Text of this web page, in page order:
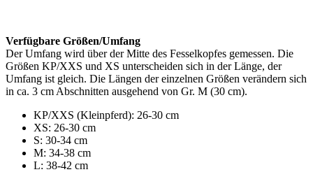
Verfügbare Größen/Umfang
Der Umfang wird über der Mitte des Fesselkopfes gemessen. Die
Größen KP/XXS und XS unterscheiden sich in der Länge, der
Umfang ist gleich. Die Längen der einzelnen Größen verändern sich
in ca. 3 cm Abschnitten ausgehend von Gr. M (30 cm).
KP/XXS (Kleinpferd): 26-30 cm
XS: 26-30 cm
S: 30-34 cm
M: 34-38 cm
L: 38-42 cm